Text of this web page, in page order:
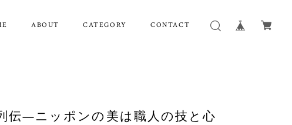
ABOUT CATEGORY CONTACT
伝—ニッポンの美は職人の技と心